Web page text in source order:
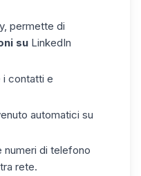
, permette di
su LinkedIn
i contatti e
automatici su
numeri di telefono
rete.